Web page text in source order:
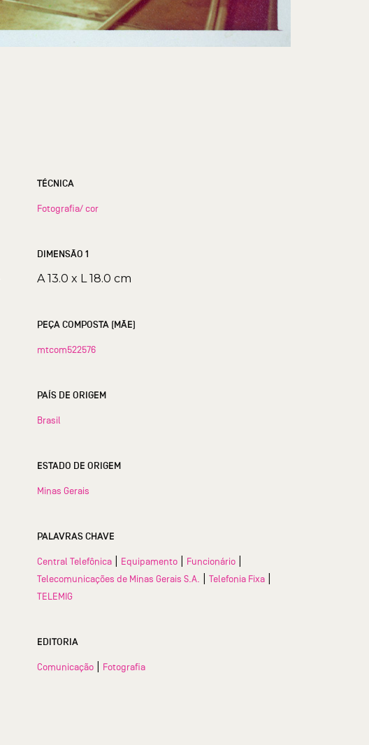
TÉCNICA
Fotografia/ cor
DIMENSÃO 1
A 13.0 x L 18.0 cm
PEÇA COMPOSTA (MÃE)
mtcom522576
PAÍS DE ORIGEM
Brasil
ESTADO DE ORIGEM
Minas Gerais
PALAVRAS CHAVE
Central Telefônica Equipamento Funcionário
Telecomunicações de Minas Gerais S.A. |Telefonia Fixa
TELEMIG
EDITORIA
Comunicação Fotografia